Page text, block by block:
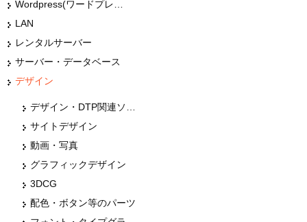
LAN
レンタルサーバー
サーバー・データベース
デザイン
サイトデザイン
動画・写真
グラフィックデザイン
3DCG
配色・ボタン等のパーツ